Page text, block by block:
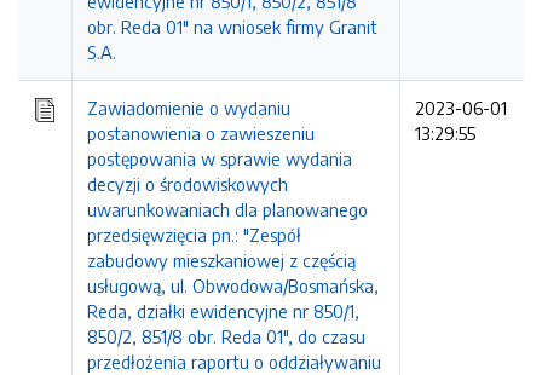
obr. Reda 01" na wniosek firmy Granit
S.A.
Zawiadomienie o wydaniu
postanowienia o zawieszeniu
postępowania w sprawie wydania
decyzji o środowiskowych
uwarunkowaniach dla planowanego
przedsięwzięcia pn.: "Zespół
zabudowy mieszkaniowej z częścią
usługową, ul. Obwodowa/Bosmańska,
Reda, działki ewidencyjne nr 850/1,
850/2, 851/8 obr. Reda 01", do czasu
przedłożenia raportu o oddziaływaniu
2023-06-01
13:29:55